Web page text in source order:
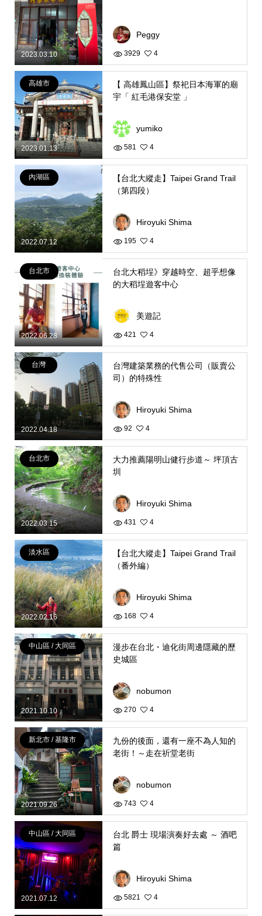
2023.03.10
Peggy
3929 4
2023.01.13
高雄市
【 高雄鳳山區】祭祀日本海軍的廟
宇「 紅毛港保安堂 」
yumiko
581 4
2022.07.12
內湖區
【台北大縱走】Taipei Grand Trail
（第四段）
Hiroyuki Shima
195 4
2022.06.28
台北市
台北大稻埕》穿越時空、超乎想像
的大稻埕遊客中心
美遊記
421 4
2022.04.18
台灣
台灣建築業務的代售公司（販賣公
司）的特殊性
Hiroyuki Shima
92 4
2022.03.15
台北市
大力推薦陽明山健行步道～ 坪頂古
圳
Hiroyuki Shima
431 4
2022.02.16
淡水區
【台北大縱走】Taipei Grand Trail
（番外編）
Hiroyuki Shima
168 4
2021.10.10
中山區 / 大同區
漫步在台北・迪化街周邊隱藏的歷
史城區
nobumon
270 4
2021.09.26
新北市 / 基隆市
九份的後面，還有一座不為人知的
老街！～走在祈堂老街
nobumon
743 4
2021.07.12
中山區 / 大同區
台北 爵士 現場演奏好去處 ～ 酒吧
篇
Hiroyuki Shima
5821 4